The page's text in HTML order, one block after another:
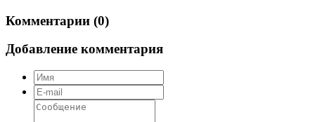
Комментарии (0)
Добавление комментария